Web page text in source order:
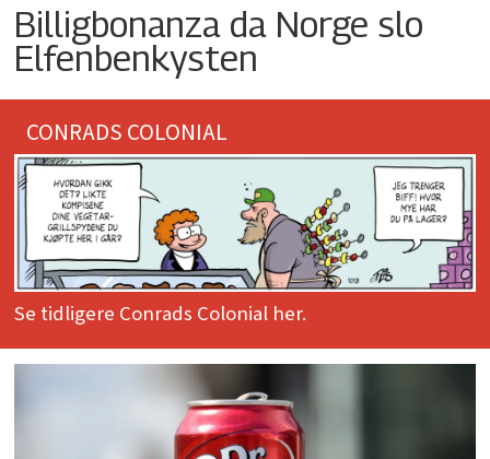
Billigbonanza da Norge slo
Elfenbenkysten
CONRADS COLONIAL
Se tidligere Conrads Colonial her.